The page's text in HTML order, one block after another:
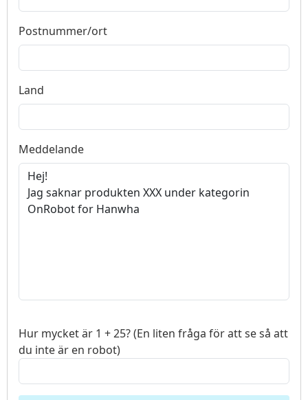
Postnummer/ort
Land
Meddelande
Hur mycket är 1 + 25? (En liten fråga för att se så att
du inte är en robot)